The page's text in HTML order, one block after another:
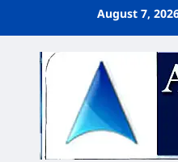
August 7,